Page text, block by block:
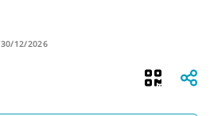
30/12/2026